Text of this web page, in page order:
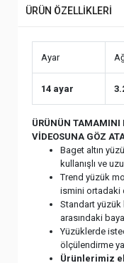
ÜRÜN ÖZELLİKLERİ
Ayar
14 ayar
ÜRÜNÜN TAMAMINI
VİDEOSUNA GÖZ
Baget altın
kullanışlı ve
Trend yüzük
ismini ortadaki
Standart yüzük
arasındaki
Yüzüklerde
ölçülendirme
Ürünlerimiz